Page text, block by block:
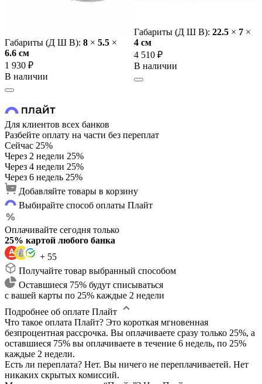
Габариты (Д Ш В): 8 × 5.5 ×
6.6 cм
1 930 ₽
В наличии
Габариты (Д Ш В): 22.5 × 7 ×
4 cм
4 510 ₽
В наличии
Для клиентов всех банков
Разбейте оплату на части без переплат
Сейчас 25%
Через 2 недели 25%
Через 4 недели 25%
Через 6 недель 25%
Добавляйте товары в корзину
Выбирайте способ оплаты Плайт
Оплачивайте сегодня только
25% картой любого банка
+ 55
Получайте товар выбранный способом
Оставшиеся 75% будут списываться
с вашей карты по 25% каждые 2 недели
Подробнее об оплате Плайт
Что такое оплата Плайт? Это короткая мгновенная
безпроцентная рассрочка. Вы оплачиваете сразу только 25%, а
оставшиеся 75% вы оплачиваете в течение 6 недель, по 25%
каждые 2 недели.
Есть ли переплата? Нет. Вы ничего не переплачиваетей. Нет
никаких скрытых комиссий.